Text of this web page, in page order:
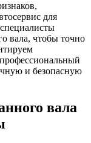
для
вала, чтобы точно
и безопасную
вала